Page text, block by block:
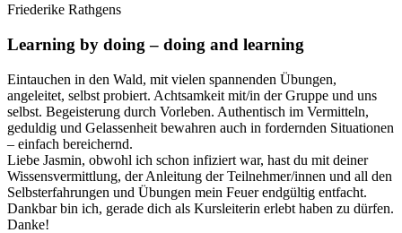
Friederike Rathgens
Learning by doing – doing and learning
Eintauchen in den Wald, mit vielen spannenden Übungen,
angeleitet, selbst probiert. Achtsamkeit mit/in der Gruppe und uns
selbst. Begeisterung durch Vorleben. Authentisch im Vermitteln,
geduldig und Gelassenheit bewahren auch in fordernden Situationen
– einfach bereichernd.
Liebe Jasmin, obwohl ich schon infiziert war, hast du mit deiner
Wissensvermittlung, der Anleitung der Teilnehmer/innen und all den
Selbsterfahrungen und Übungen mein Feuer endgültig entfacht.
Dankbar bin ich, gerade dich als Kursleiterin erlebt haben zu dürfen.
Danke!